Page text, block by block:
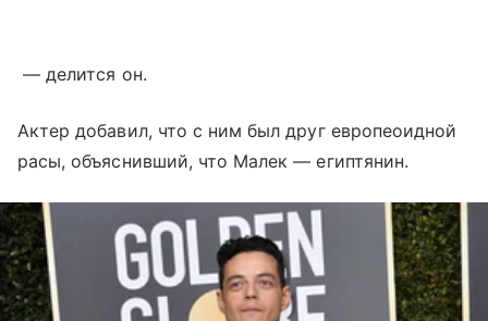
— делится он.
Актер добавил, что с ним был друг европеоидной
расы, объяснивший, что Малек — египтянин.